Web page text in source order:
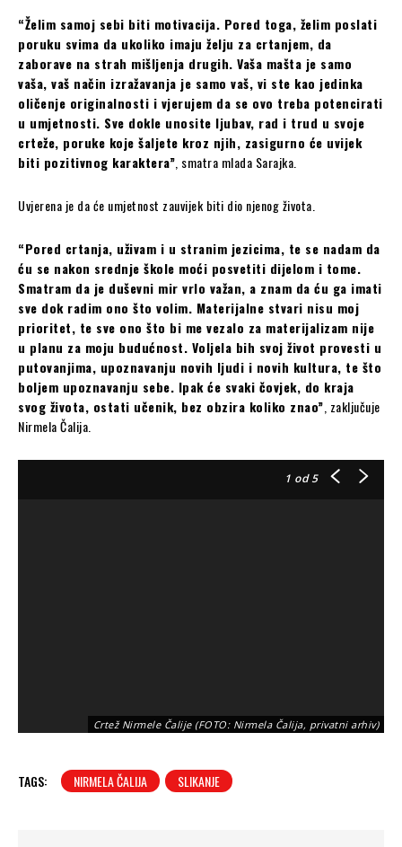
“Želim samoj sebi biti motivacija. Pored toga, želim poslati
poruku svima da ukoliko imaju želju za crtanjem, da
zaborave na strah mišljenja drugih. Vaša mašta je samo
vaša, vaš način izražavanja je samo vaš, vi ste kao jedinka
oličenje originalnosti i vjerujem da se ovo treba potencirati
u umjetnosti. Sve dokle unosite ljubav, rad i trud u svoje
crteže, poruke koje šaljete kroz njih, zasigurno će uvijek
biti pozitivnog karaktera” , smatra mlada Sarajka.
Uvjerena je da će umjetnost zauvijek biti dio njenog života.
“Pored crtanja, uživam i u stranim jezicima, te se nadam da
ću se nakon srednje škole moći posvetiti dijelom i tome.
Smatram da je duševni mir vrlo važan, a znam da ću ga imati
sve dok radim ono što volim. Materijalne stvari nisu moj
prioritet, te sve ono što bi me vezalo za materijalizam nije
u planu za moju budućnost. Voljela bih svoj život provesti u
putovanjima, upoznavanju novih ljudi i novih kultura, te što
boljem upoznavanju sebe. Ipak će svaki čovjek, do kraja
svog života, ostati učenik, bez obzira koliko znao” , zaključuje
Nirmela Čalija.
1 od 5
Crtež Nirmele Čalije (FOTO: Nirmela Čalija, privatni arhiv)
TAGS: NIRMELA ČALIJA SLIKANJE